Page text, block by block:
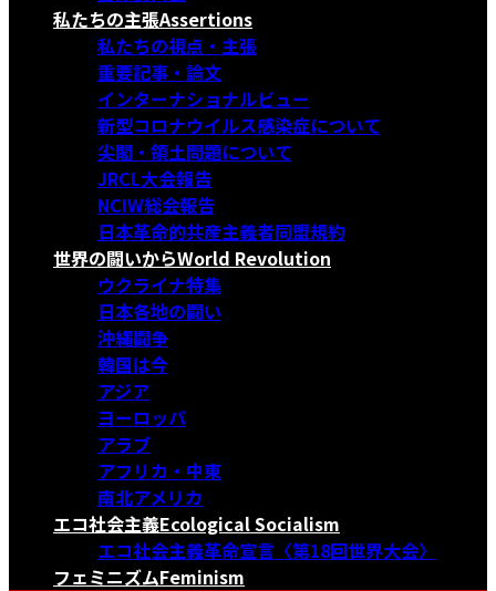
私たちの主張Assertions
私たちの視点・主張
重要記事・論文
インターナショナルビュー
新型コロナウイルス感染症について
尖閣・領土問題について
JRCL大会報告
NCIW総会報告
日本革命的共産主義者同盟規約
世界の闘いからWorld Revolution
ウクライナ特集
日本各地の闘い
沖縄闘争
韓国は今
アジア
ヨーロッパ
アラブ
アフリカ・中東
南北アメリカ
エコ社会主義Ecological Socialism
エコ社会主義革命宣言〈第18回世界大会〉
フェミニズムFeminism